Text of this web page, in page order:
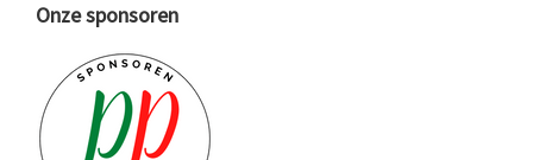
Onze sponsoren